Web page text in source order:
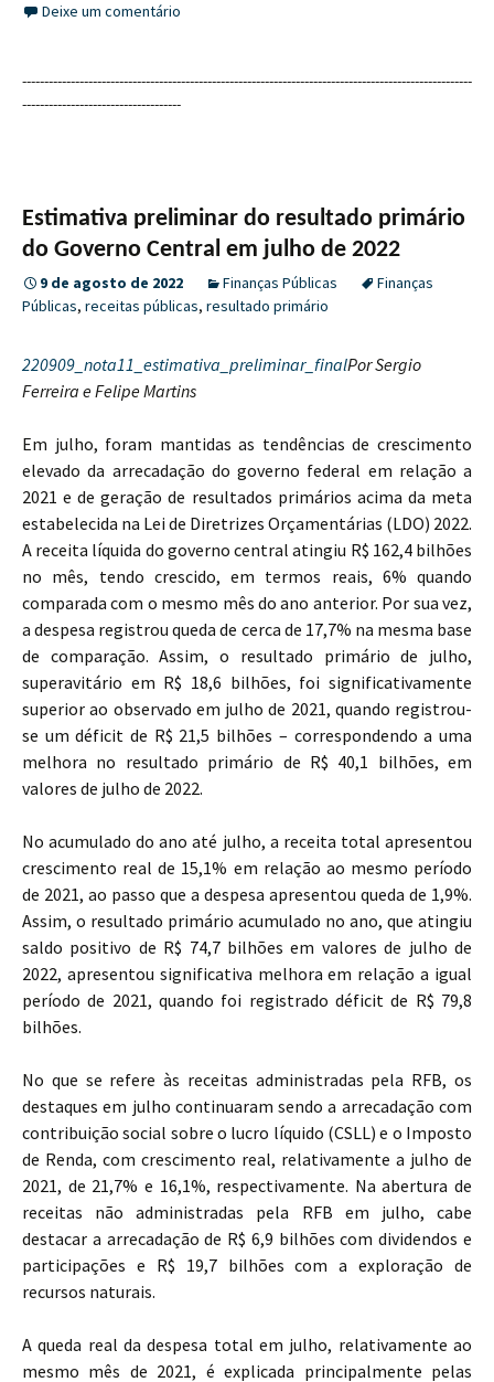
Deixe um comentário
------------------------------------------------------------------------------------------------------
------------------------------------
Estimativa preliminar do resultado primário
do Governo Central em julho de 2022
9 de agosto de 2022 Finanças Públicas
Finanças
Públicas, receitas públicas, resultado primário
220909_nota11_estimativa_preliminar_finalPor Sergio
Ferreira e Felipe Martins
Em julho, foram mantidas as tendências de crescimento
elevado da arrecadação do governo federal em relação a
2021 e de geração de resultados primários acima da meta
estabelecida na Lei de Diretrizes Orçamentárias (LDO) 2022.
A receita líquida do governo central atingiu R$ 162,4 bilhões
no mês, tendo crescido, em termos reais, 6% quando
comparada com o mesmo mês do ano anterior. Por sua vez,
a despesa registrou queda de cerca de 17,7% na mesma base
de comparação. Assim, o resultado primário de julho,
superavitário em R$ 18,6 bilhões, foi significativamente
superior ao observado em julho de 2021, quando registrou-
se um déficit de R$ 21,5 bilhões – correspondendo a uma
melhora no resultado primário de R$ 40,1 bilhões, em
valores de julho de 2022.
No acumulado do ano até julho, a receita total apresentou
crescimento real de 15,1% em relação ao mesmo período
de 2021, ao passo que a despesa apresentou queda de 1,9%.
Assim, o resultado primário acumulado no ano, que atingiu
saldo positivo de R$ 74,7 bilhões em valores de julho de
2022, apresentou significativa melhora em relação a igual
período de 2021, quando foi registrado déficit de R$ 79,8
bilhões.
No que se refere às receitas administradas pela RFB, os
destaques em julho continuaram sendo a arrecadação com
contribuição social sobre o lucro líquido (CSLL) e o Imposto
de Renda, com crescimento real, relativamente a julho de
2021, de 21,7% e 16,1%, respectivamente. Na abertura de
receitas não administradas pela RFB em julho, cabe
destacar a arrecadação de R$ 6,9 bilhões com dividendos e
participações e R$ 19,7 bilhões com a exploração de
recursos naturais.
A queda real da despesa total em julho, relativamente ao
mesmo mês de 2021, é explicada principalmente pelas